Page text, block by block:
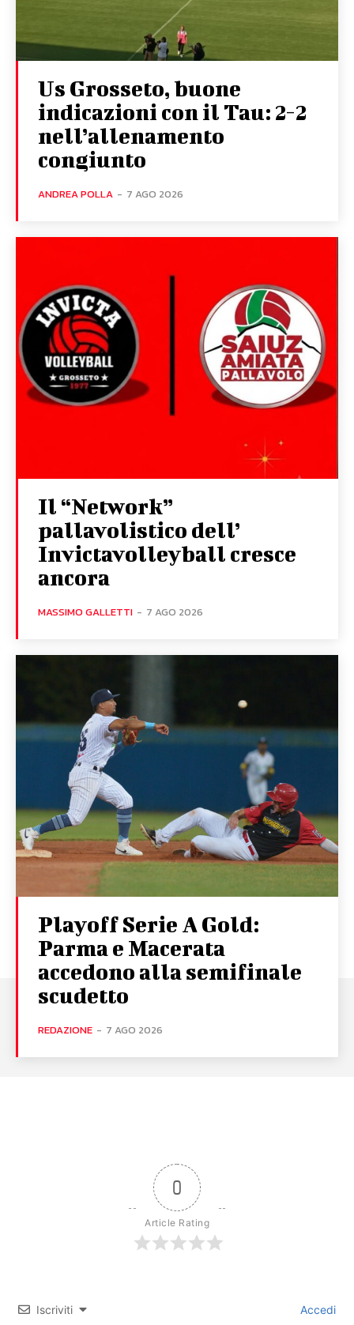
Us Grosseto, buone
indicazioni con il Tau: 2-2
nell’allenamento
congiunto
ANDREA POLLA - 7 AGO 2026
Il “Network”
pallavolistico dell’
Invictavolleyball cresce
ancora
MASSIMO GALLETTI - 7 AGO 2026
Playoff Serie A Gold:
Parma e Macerata
accedono alla semifinale
scudetto
REDAZIONE - 7 AGO 2026
0
Article Rating
Iscriviti Accedi